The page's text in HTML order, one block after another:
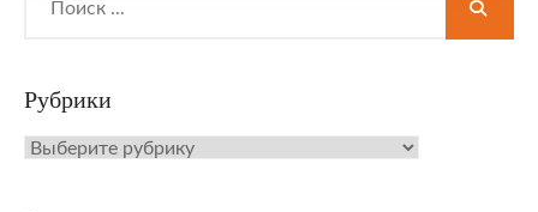
Рубрики
Рубрики